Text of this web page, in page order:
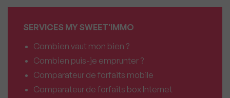
SERVICES MY SWEET'IMMO
Combien vaut mon bien ?
Combien puis-je emprunter ?
Comparateur de forfaits mobile
Comparateur de forfaits box Internet